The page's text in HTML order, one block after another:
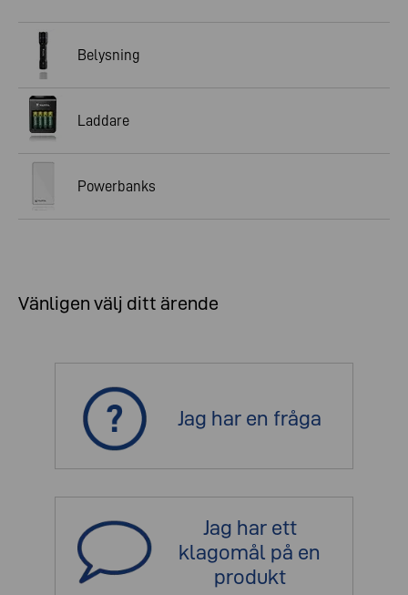
Belysning
Laddare
Powerbanks
Vänligen välj ditt ärende
Jag har en fråga
Jag har ett
klagomål på en
produkt